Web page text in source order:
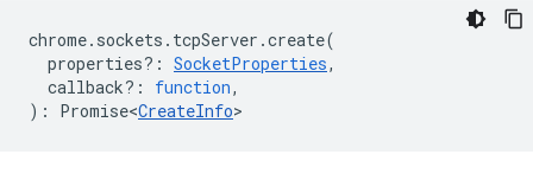
chrome. sockets . tcpServer .create(
properties? : SocketProperties,
callback? : function,
) : Promise<CreateInfo>